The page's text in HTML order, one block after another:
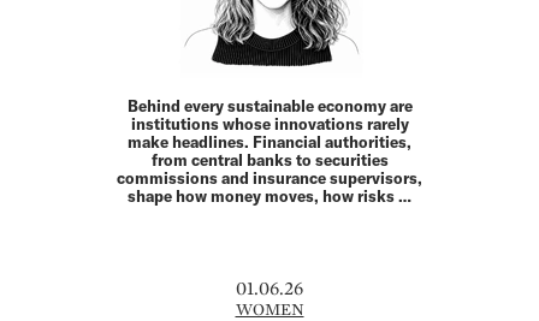
Behind every sustainable economy are
institutions whose innovations rarely
make headlines. Financial authorities,
from central banks to securities
commissions and insurance supervisors,
shape how money moves, how risks …
01.06.26
WOMEN